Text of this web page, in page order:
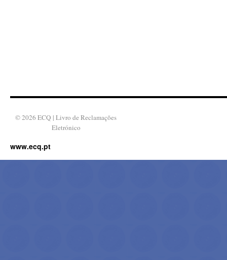
© 2026 ECQ | Livro de Reclamações
Eletrónico
www.ecq.pt